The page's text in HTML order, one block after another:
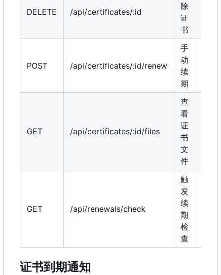
DELETE /api/certificates/:id
除
证
书
POST /api/certificates/:id/renew
手
动
续
期
GET /api/certificates/:id/files
查
看
证
书
文
件
GET /api/renewals/check
触
发
续
期
检
查
证书到期通知